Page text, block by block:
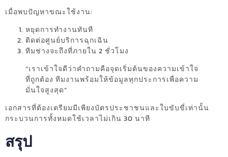
เมื่อพบปัญหาขณะใช้งาน:
หยุดการทำงานทันที
ติดต่อศูนย์บริการฉุกเฉิน
ทีมช่างจะถึงที่ภายใน 2 ชั่วโมง
“เราเข้าใจดีว่าคำถามคือจุดเริ่มต้นของความเข้าใจ
ที่ถูกต้อง ทีมงานพร้อมให้ข้อมูลทุกประการเพื่อความ
มั่นใจสูงสุด”
เอกสารที่ต้องเตรียมมีเพียงบัตรประชาชนและใบขับขี่เท่านั้น
กระบวนการทั้งหมดใช้เวลาไม่เกิน 30 นาที
สรุป